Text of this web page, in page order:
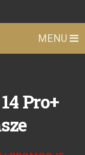
MENU
Pro+